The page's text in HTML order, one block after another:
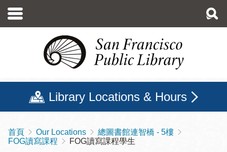
至
Library Locations & Hours
導
首頁 Our Locations
總圖書館連智橋 - 5樓
FOG讀寫課程
FOG讀寫課程學生